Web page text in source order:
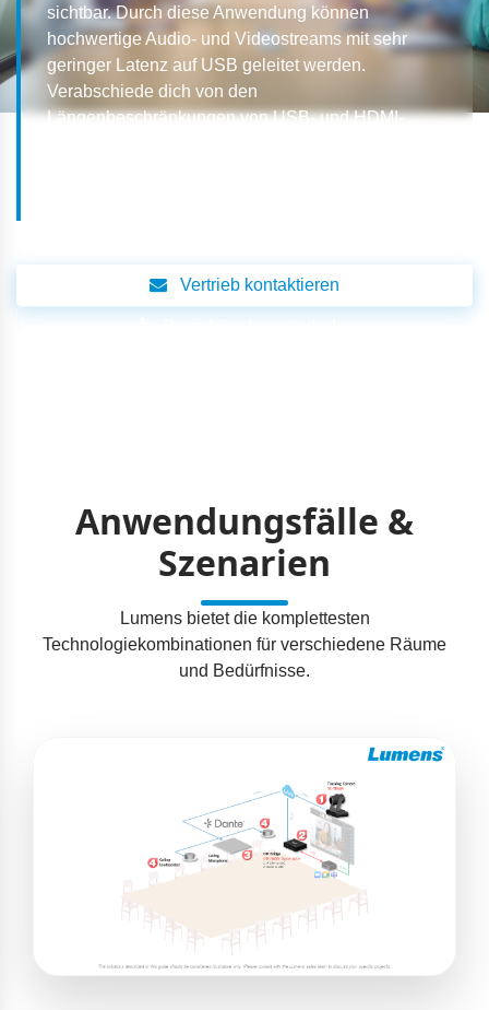
sichtbar. Durch diese Anwendung können
hochwertige Audio- und Videostreams mit sehr
geringer Latenz auf USB geleitet werden.
Verabschiede dich von den
Längenbeschränkungen von USB- und HDMI-
Vertrieb kontaktieren
Anwendungsfälle &
Szenarien
Lumens bietet die komplettesten
Technologiekombinationen für verschiedene Räume
und Bedürfnisse.